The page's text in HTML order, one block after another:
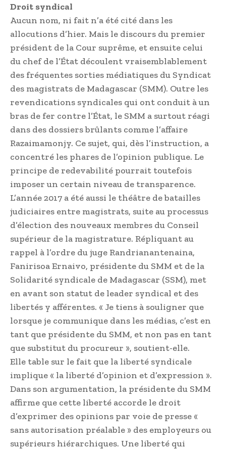
Droit syndical
Aucun nom, ni fait n’a été cité dans les
allocutions d’hier. Mais le discours du premier
président de la Cour suprême, et ensuite celui
du chef de l’État découlent vraisemblablement
des fréquentes sorties médiatiques du Syndicat
des magistrats de Madagascar (SMM). Outre les
revendications syndicales qui ont conduit à un
bras de fer contre l’État, le SMM a surtout réagi
dans des dossiers brûlants comme l’affaire
Razaimamonjy. Ce sujet, qui, dès l’instruction, a
concentré les phares de l’opinion publique. Le
principe de redevabilité pourrait toutefois
imposer un certain niveau de transparence.
L’année 2017 a été aussi le théâtre de batailles
judiciaires entre magistrats, suite au processus
d’élection des nouveaux membres du Conseil
supérieur de la magistrature. Répliquant au
rappel à l’ordre du juge Randria­nantenaina,
Fanirisoa Ernaivo, présidente du SMM et de la
Solidarité syndicale de Madagascar (SSM), met
en avant son statut de leader syndical et des
libertés y afférentes. « Je tiens à souligner que
lorsque je communique dans les médias, c’est en
tant que présidente du SMM, et non pas en tant
que substitut du procureur », soutient-elle.
Elle table sur le fait que la liberté syndicale
implique « la liberté d’opinion et d’expression ».
Dans son argumentation, la présidente du SMM
affirme que cette liberté accorde le droit
d’exprimer des opinions par voie de presse «
sans autorisation préalable » des employeurs ou
supérieurs hiérarchiques. Une liberté qui